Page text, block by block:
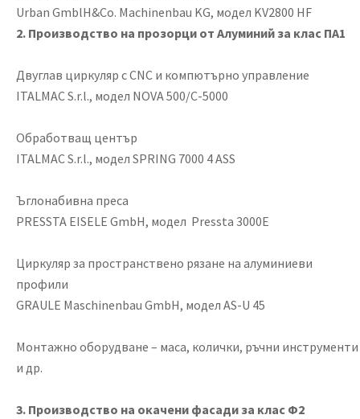
Urban GmblH&Co. Machinenbau KG, модел KV2800 HF
2. Производство на прозорци от Алуминий за клас ПА1
Двуглав циркуляр с CNC и компютърно управление
ITALMAC S.r.l., модел NOVA 500/C-5000
Обработващ център
ITALMAC S.r.l., модел SPRING 7000 4 ASS
Ъглонабивна преса
PRESSTA EISELE GmbH, модел Pressta 3000E
Циркуляр за пространствено рязане на алуминиеви
профили
GRAULE Maschinenbau GmbH, модел AS-U 45
Монтажно оборудване – маса, колички, ръчни инструменти
и др.
3. Производство на окачени фасади за клас Ф2